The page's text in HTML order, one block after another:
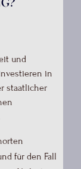
und
in
staatlicher
für den Fall